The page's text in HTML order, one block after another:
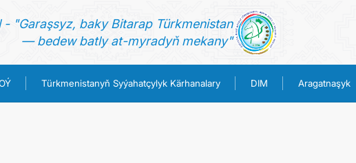
"Garaşsyz, baky Bitarap Türkmenistan
— bedew batly at-myradyň mekany"
Türkmenistanyň Syýahatçylyk Kärhanalary DIM Aragatnaşyk